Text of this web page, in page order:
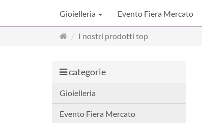
Gioielleria Evento Fiera Mercato
Pagina
I nostri prodotti top
categorie
Gioielleria
Evento Fiera Mercato